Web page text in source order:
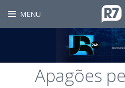
MENU
Apagões